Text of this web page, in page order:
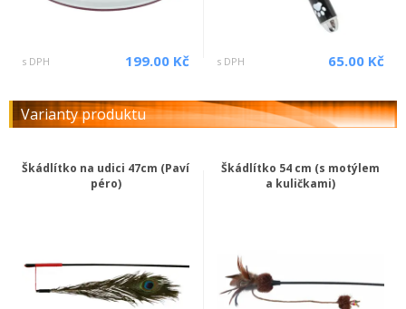
s DPH 199.00 Kč s DPH 65.00 Kč
Varianty produktu
Škádlítko na udici 47cm (Paví
péro)
Škádlítko 54 cm (s motýlem
a kuličkami)